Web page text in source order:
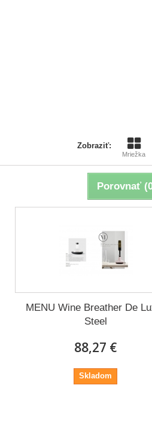
Zobraziť:
Mriežka
Porovnať (
MENU Wine Breather De
Steel
88,27 €
Skladom